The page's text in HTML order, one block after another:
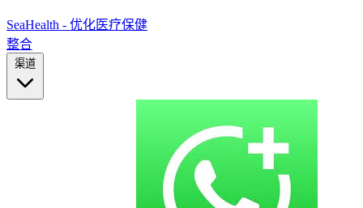
SeaHealth - 优化医疗保健
整合
渠道